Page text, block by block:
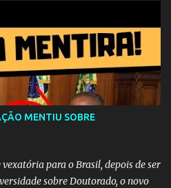
MENTIU SOBRE
para o Brasil, depois de ser
sobre Doutorado, o novo